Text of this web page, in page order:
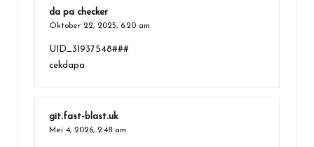
da pa checker
Oktober 22, 2025, 6:20 am
UID_31937548###
cekdapa
git.fast-blast.uk
Mei 4, 2026, 2:48 am